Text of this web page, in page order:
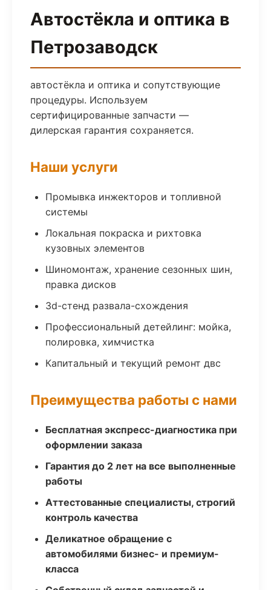
Автостёкла и оптика в
Петрозаводск
автостёкла и оптика и сопутствующие
процедуры. Используем
сертифицированные запчасти —
дилерская гарантия сохраняется.
Наши услуги
Промывка инжекторов и топливной
системы
Локальная покраска и рихтовка
кузовных элементов
Шиномонтаж, хранение сезонных шин,
правка дисков
3d-стенд развала-схождения
Профессиональный детейлинг: мойка,
полировка, химчистка
Капитальный и текущий ремонт двс
Преимущества работы с нами
Бесплатная экспресс-диагностика при
оформлении заказа
Гарантия до 2 лет на все выполненные
работы
Аттестованные специалисты, строгий
контроль качества
Деликатное обращение с
автомобилями бизнес- и премиум-
класса